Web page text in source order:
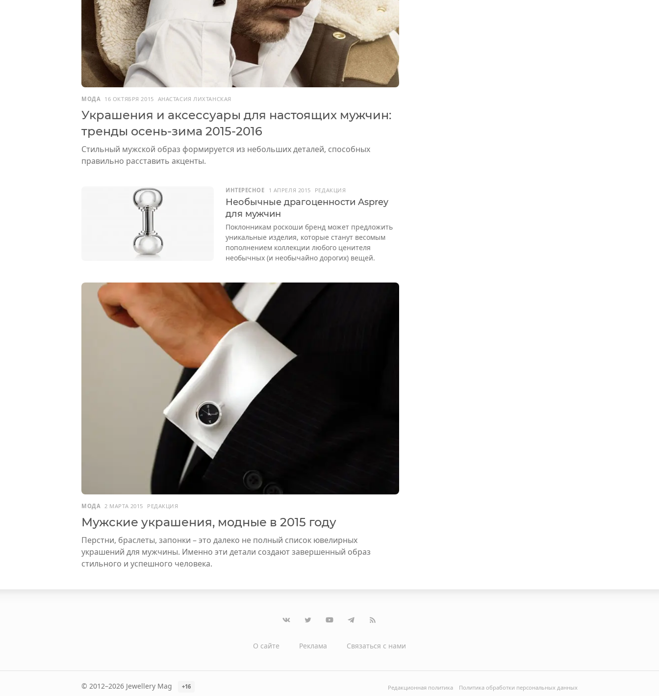
МОДА 16 ОКТЯБРЯ 2015 АНАСТАСИЯ ЛИХТАНСКАЯ
Украшения и аксессуары для настоящих мужчин:
тренды осень-зима 2015-2016
Стильный мужской образ формируется из небольших деталей, способных
правильно расставить акценты.
ИНТЕРЕСНОЕ 1 АПРЕЛЯ 2015 РЕДАКЦИЯ
Необычные драгоценности Asprey
для мужчин
Поклонникам роскоши бренд может предложить
уникальные изделия, которые станут весомым
пополнением коллекции любого ценителя
необычных (и необычайно дорогих) вещей.
МОДА 2 МАРТА 2015 РЕДАКЦИЯ
Мужские украшения, модные в 2015 году
Перстни, браслеты, запонки – это далеко не полный список ювелирных
украшений для мужчины. Именно эти детали создают завершенный образ
стильного и успешного человека.
О сайте Реклама Связаться с нами
© 2012–2026 Jewellery Mag +16 Редакционная политика Политика обработки персональных данных